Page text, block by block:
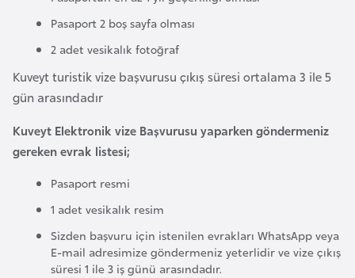
Pasaport 2 boş sayfa olması
2 adet vesikalık fotoğraf
Kuveyt turistik vize başvurusu çıkış süresi ortalama 3 ile 5
gün arasındadır
Kuveyt Elektronik vize Başvurusu yaparken göndermeniz
gereken evrak listesi;
Pasaport resmi
1 adet vesikalık resim
Sizden başvuru için istenilen evrakları WhatsApp veya
E-mail adresimize göndermeniz yeterlidir ve vize çıkış
süresi 1 ile 3 iş günü arasındadır.
r
i
t
a